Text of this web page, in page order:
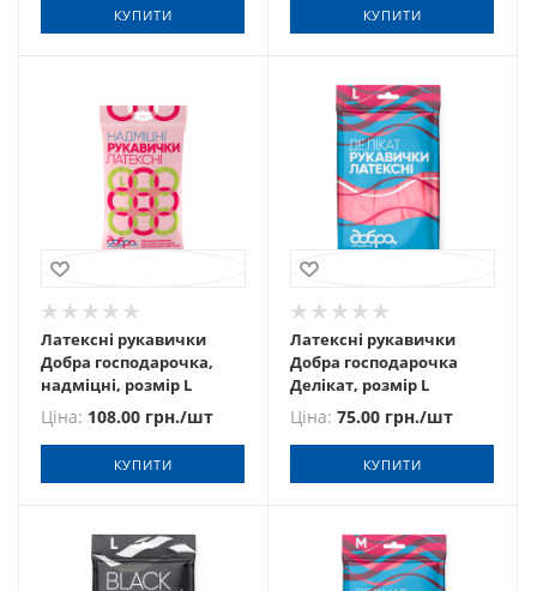
КУПИТИ КУПИТИ
Латексні рукавички
Добра господарочка,
надміцні, розмір L
Ціна: 108.00 грн./шт
КУПИТИ
Латексні рукавички
Добра господарочка
Делікат, розмір L
Ціна: 75.00 грн./шт
КУПИТИ